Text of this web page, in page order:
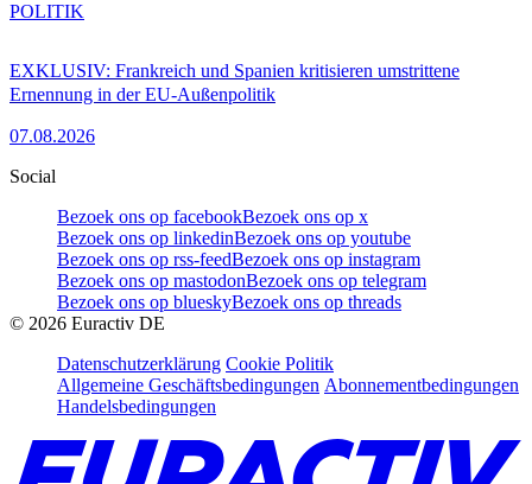
EXKLUSIV: Frankreich und Spanien kritisieren umstrittene
Ernennung in der EU-Außenpolitik
07.08.2026
POLITIK
Social
Bezoek ons op facebookBezoek ons op x
Bezoek ons op linkedinBezoek ons op youtube
Bezoek ons op rss-feedBezoek ons op instagram
Bezoek ons op mastodonBezoek ons op telegram
Bezoek ons op blueskyBezoek ons op threads
© 2026 Euractiv DE
Datenschutzerklärung Cookie Politik
Allgemeine Geschäftsbedingungen Abonnementbedingungen
Handelsbedingungen